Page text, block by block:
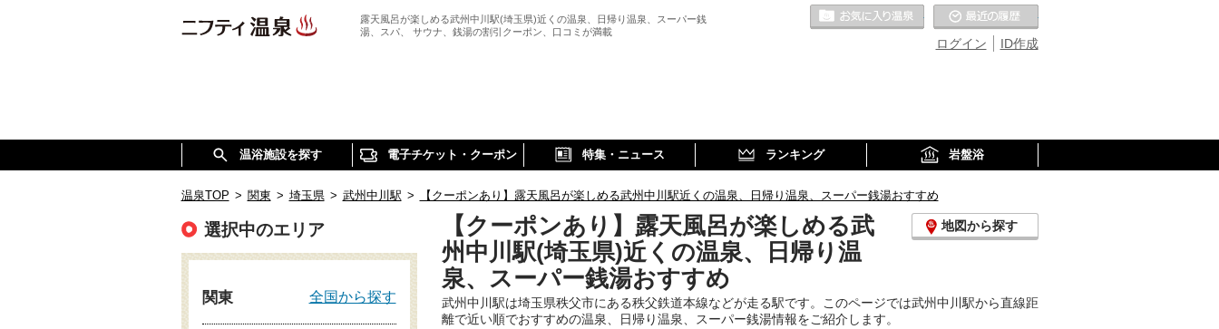
露天風呂が楽しめる武州中川駅(埼玉県)近くの温泉、日帰り温泉、スーパー銭
湯、スパ、 サウナ、銭湯の割引クーポン、口コミが満載
ID作成
ログイン
お気に入りの温泉
温浴施設を探す 電子チケット・クーポン 特集・ニュース ランキング 岩盤浴
温泉TOP > 関東 > 埼玉県 > 武州中川駅 > 【クーポンあり】露天風呂が楽しめる武州中川駅近くの温泉、日帰り温泉、スーパー銭湯おすすめ
【クーポンあり】露天風呂が楽しめる武
州中川駅(埼玉県)近くの温泉、日帰り温
泉、スーパー銭湯おすすめ
地図から探す
武州中川駅は埼玉県秩父市にある秩父鉄道本線などが走る駅です。このページでは武州中川駅から直線距
離で近い順でおすすめの温泉、日帰り温泉、スーパー銭湯情報をご紹介します。
選択中のエリア
関東 全国から探す